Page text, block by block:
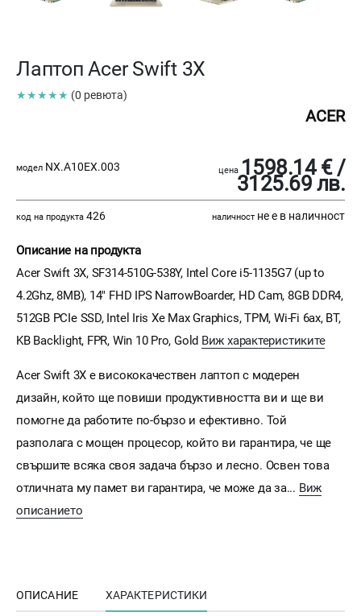
Лаптоп Acer Swift 3X
★★★★★ (0 ревюта)
ACER
модел NX.A10EX.003 цена 1598.14 € /
3125.69 лв.
код на продукта 426 наличност не е в наличност
Описание на продукта
Acer Swift 3X, SF314-510G-538Y, Intel Core i5-1135G7 (up to
4.2Ghz, 8MB), 14" FHD IPS NarrowBoarder, HD Cam, 8GB DDR4,
512GB PCIe SSD, Intel Iris Xe Max Graphics, TPM, Wi-Fi 6ax, BT,
KB Backlight, FPR, Win 10 Pro, Gold Виж характеристиките
Acer Swift 3X е висококачествен лаптоп с модерен
дизайн, който ще повиши продуктивността ви и ще ви
помогне да работите по-бързо и ефективно. Той
разполага с мощен процесор, който ви гарантира, че ще
свършите всяка своя задача бързо и лесно. Освен това
отличната му памет ви гарантира, че може да за... Виж
описанието
ОПИСАНИЕ ХАРАКТЕРИСТИКИ